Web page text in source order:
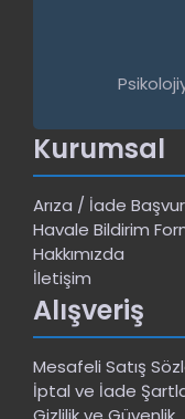
Kurumsal
Arıza / İade
Havale Bildirim
Hakkımızda
İletişim
Alışveriş
Mesafeli Satış
İptal ve İade